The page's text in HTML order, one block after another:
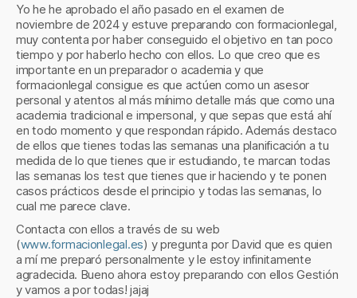
Yo he he aprobado el año pasado en el examen de
noviembre de 2024 y estuve preparando con formacionlegal,
muy contenta por haber conseguido el objetivo en tan poco
tiempo y por haberlo hecho con ellos. Lo que creo que es
importante en un preparador o academia y que
formacionlegal consigue es que actúen como un asesor
personal y atentos al más mínimo detalle más que como una
academia tradicional e impersonal, y que sepas que está ahí
en todo momento y que respondan rápido. Además destaco
de ellos que tienes todas las semanas una planificación a tu
medida de lo que tienes que ir estudiando, te marcan todas
las semanas los test que tienes que ir haciendo y te ponen
casos prácticos desde el principio y todas las semanas, lo
cual me parece clave.
Contacta con ellos a través de su web
(www.formacionlegal.es) y pregunta por David que es quien
a mí me preparó personalmente y le estoy infinitamente
agradecida. Bueno ahora estoy preparando con ellos Gestión
y vamos a por todas! jajaj